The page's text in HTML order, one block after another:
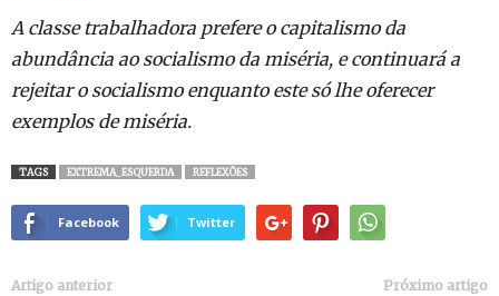
A classe trabalhadora prefere o capitalismo da
abundância ao socialismo da miséria, e continuará a
rejeitar o socialismo enquanto este só lhe oferecer
exemplos de miséria.
TAGS EXTREMA_ESQUERDA REFLEXÕES
Facebook Twitter
Artigo anterior Próximo artigo